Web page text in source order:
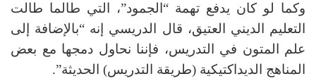
وكما لو كان يدفع تهمة “الجمود”، التي طالما طالت
التعليم الديني العتيق، قال الدريسي إنه “بالإضافة إلى
علم المتون في التدريس، فإننا نحاول دمجها مع بعض
المناهج الديداكتيكية (طريقة التدريس) الحديثة”.